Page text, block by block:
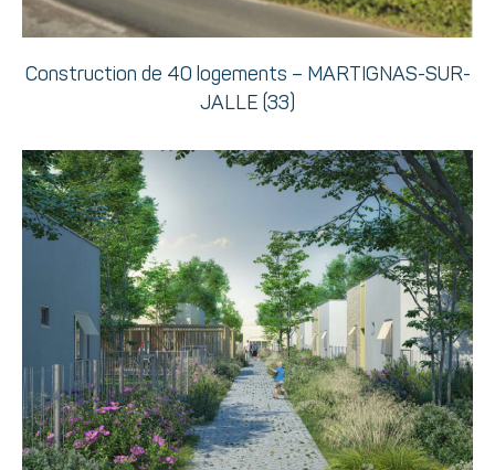
Construction de 40 logements – MARTIGNAS-SUR-
JALLE (33)